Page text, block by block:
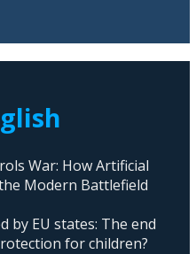
War: How Artificial
Modern Battlefield
by EU states: The end
for children?